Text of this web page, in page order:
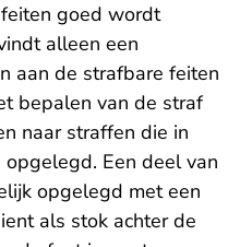
goed wordt
alleen een
aan de strafbare feiten
bepalen van de straf
naar straffen die in
Een deel van
opgelegd met een
als stok achter de